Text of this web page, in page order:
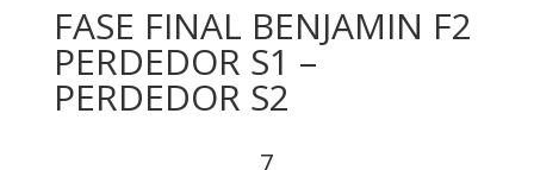
FASE FINAL BENJAMIN F2
PERDEDOR S1 –
PERDEDOR S2
7